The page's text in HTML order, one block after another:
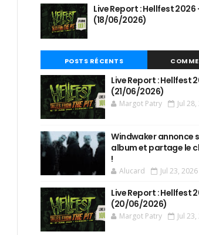
Live Report : Hellfest 2026
(18/06/2026)
POSTS RÉCENTS
Live Report : Hellfest
(21/06/2026)
Margot Patry Jul
Windwaker annonce
album et partage le
!
Alucard Jul 23, 2026
Live Report : Hellfest
(20/06/2026)
Margot Patry Jul